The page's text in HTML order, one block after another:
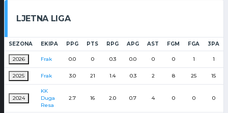
LJETNA LIGA
SEZONA EKIPA PPG PTS RPG APG AST FGM FGA 3PA
2026 Frak 0.0 0 0.3 0.0 0 0 1 1
2025 Frak 3.0 21 1.4 0.3 2 8 25 15
2024
KK
Duga
Resa
2.7 16 2.0 0.7 4 0 0 0